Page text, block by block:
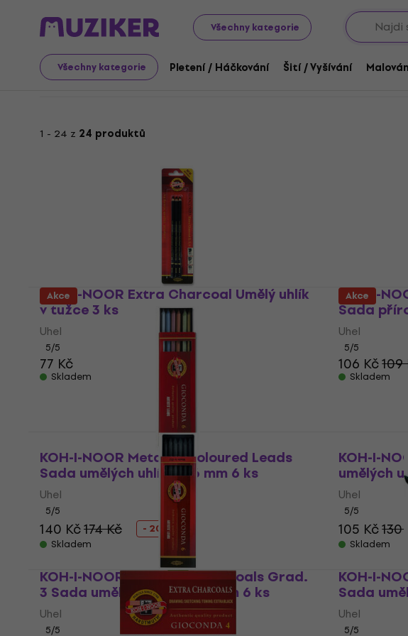
Všechny kategorie
Všechny kategorie Pletení / Háčkování Šití / Vyšívání
Nejlepší: Kreslení Nejlepší: Uhlíky
Nejlepší: Uhlíky
1 - 24 z 24 produktů
KOH-I-NOOR Extra Charcoal Umělý uhlík
v tužce 3 ks
Uhel
5/5
77 Kč
Skladem
KOH-I-
Sada
Uhel
5/5
106 Kč109
Skladem
Akce
KOH-I-NOOR Metallic Coloured Leads
Sada umělých uhlíků 5,6 mm 6 ks
Uhel
5/5
140 Kč174 Kč
- 20 %
Skladem
Akce
KOH-I-
umělých
Uhel
5/5
105 Kč130
Skladem
KOH-I-NOOR Artificial Charcoals Grad.
3 Sada umělých uhlíků 5,6 mm 6 ks
Uhel
5/5
KOH-I-
Sada
Uhel
5/5